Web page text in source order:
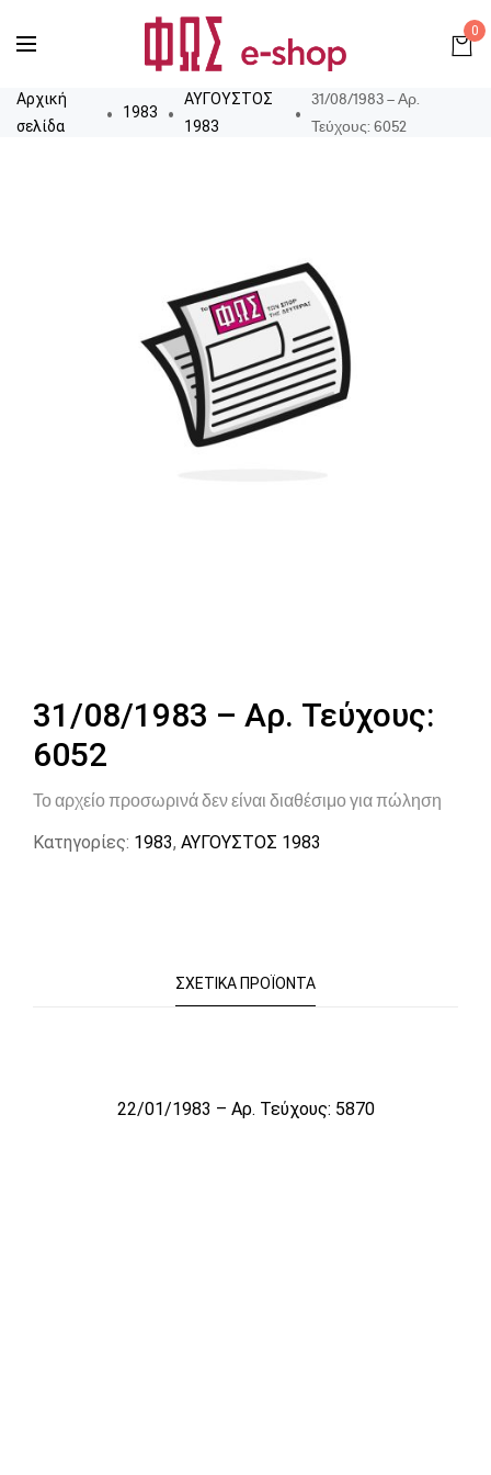
0
Αρχική
σελίδα
1983
ΑΥΓΟΥΣΤΟΣ
1983
31/08/1983 – Αρ.
Τεύχους: 6052
31/08/1983 – Αρ. Τεύχους:
6052
Το αρχείο προσωρινά δεν είναι διαθέσιμο για πώληση
Κατηγορίες: 1983, ΑΥΓΟΥΣΤΟΣ 1983
ΣΧΕΤΙΚΆ ΠΡΟΪΌΝΤΑ
Το αρχείο προσωρινά δεν είναι διαθέσιμο για πώληση
22/01/1983 – Αρ. Τεύχους: 5870